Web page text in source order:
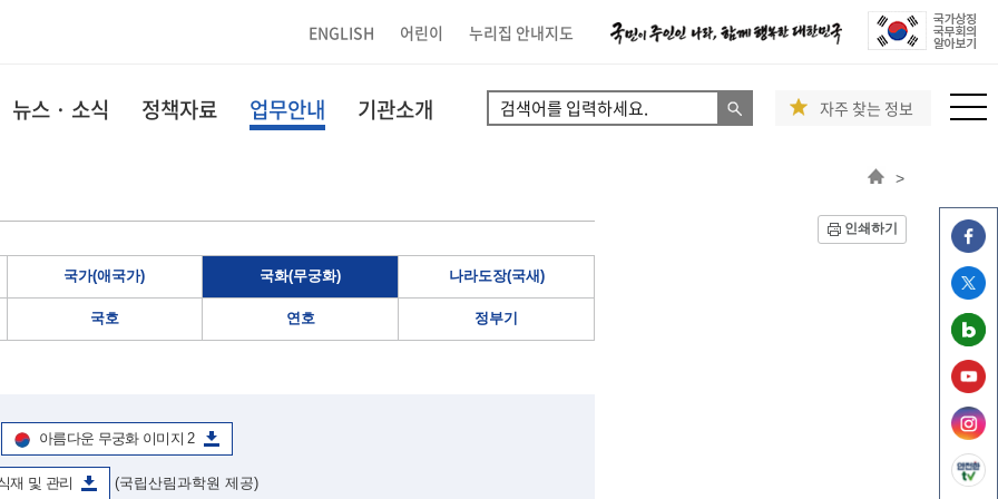
ENGLISH 어린이 누리집 안내지도
뉴스 · 소식 정책자료 업무안내 기관소개 자주 찾는 정보
>
인쇄하기
국가(애국가) 국화(무궁화) 나라도장(국새)
국호 연호 정부기
아름다운 무궁화 이미지 2
재 및 관리 (국립산림과학원 제공)